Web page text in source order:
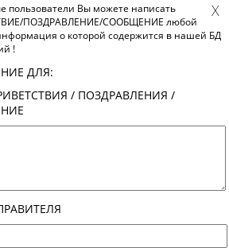
деятельности
996
У ПЕРСОН ИЗ МИРА
пользователи Вы можете написать
ПОЗДРАВЛЕНИЕ/СООБЩЕНИЕ любой
о которой содержится в нашей БД
!
ДЛЯ:
/ ПОЗДРАВЛЕНИЯ /